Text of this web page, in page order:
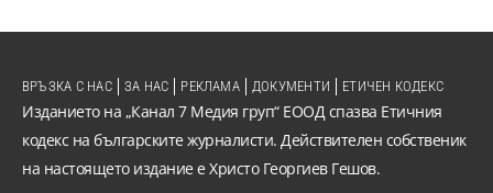
Изданието на „Канал 7 Медия груп“ ЕООД спазва Етичния
кодекс на българските журналисти. Действителен собственик
на настоящето издание е Христо Георгиев Гешов.
ВРЪЗКА С НАС ЗА НАС РЕКЛАМА ДОКУМЕНТИ ЕТИЧЕН КОДЕКС